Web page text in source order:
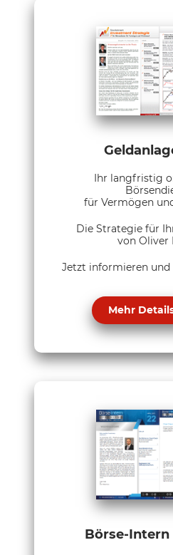
Ihr langfristig
für Vermögen
Die Strategie für
von Oliver
Jetzt informieren und
Mehr
Börse-